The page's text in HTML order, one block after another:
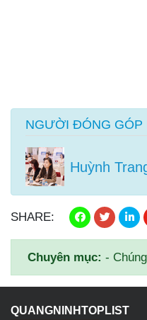
NGƯỜI ĐÓNG GÓP
Huỳnh
SHARE:
Chuyên mục: -
QUANGNINHTOPLIST